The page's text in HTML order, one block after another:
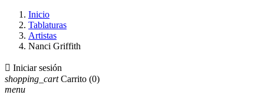
Inicio
Tablaturas
Artistas
Nanci Griffith
 Iniciar sesión
shopping_cart Carrito (0)
menu